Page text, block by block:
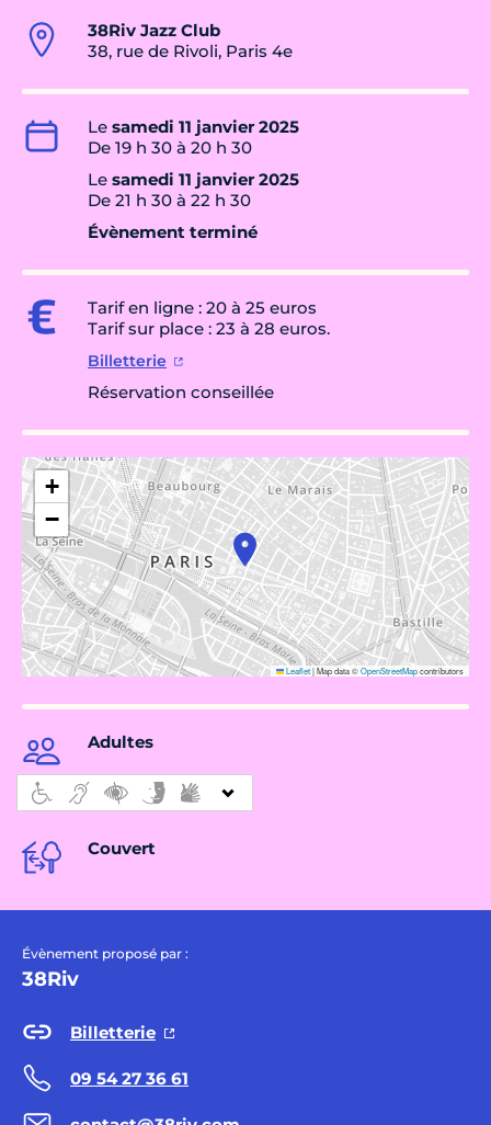
38Riv Jazz Club
38, rue de Rivoli, Paris 4e
Le samedi 11 janvier 2025
De 19 h 30 à 20 h 30
Le samedi 11 janvier 2025
De 21 h 30 à 22 h 30
Évènement terminé
Tarif en ligne : 20 à 25 euros
Tarif sur place : 23 à 28 euros.
Billetterie
Réservation conseillée
+
−
Leaflet|Map data ©OpenStreetMapcontributors
Adultes
Couvert
Évènement proposé par :
38Riv
Billetterie
09 54 27 36 61